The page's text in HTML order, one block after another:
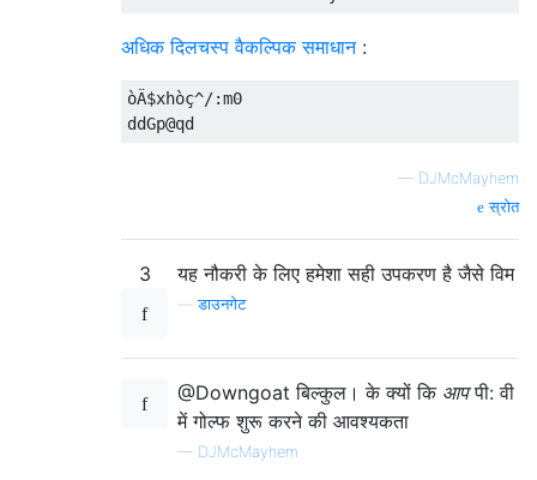
अधिक दिलचस्प वैकल्पिक समाधान:
òÄ$xhòç^/:m0
— DJMcMayhem
स्रोत
3 यह नौकरी के लिए हमेशा सही उपकरण है जैसे विम
—डाउनगेट
@Downgoat बिल्कुल। के क्यों कि आपपी: वी
में गोल्फ शुरू करने की आवश्यकता
— DJMcMayhem